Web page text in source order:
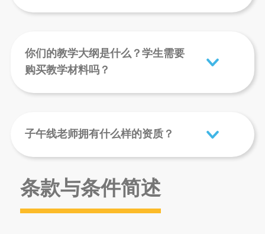
你们的教学大纲是什么？学生需要
购买教学材料吗？
子午线老师拥有什么样的资质？
条款与条件简述